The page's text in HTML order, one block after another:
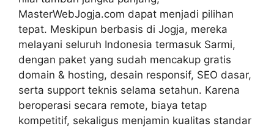
MasterWebJogja.com dapat menjadi pilihan
tepat. Meskipun berbasis di Jogja, mereka
melayani seluruh Indonesia termasuk Sarmi,
dengan paket yang sudah mencakup gratis
domain & hosting, desain responsif, SEO dasar,
serta support teknis selama setahun. Karena
beroperasi secara remote, biaya tetap
kompetitif, sekaligus menjamin kualitas standar